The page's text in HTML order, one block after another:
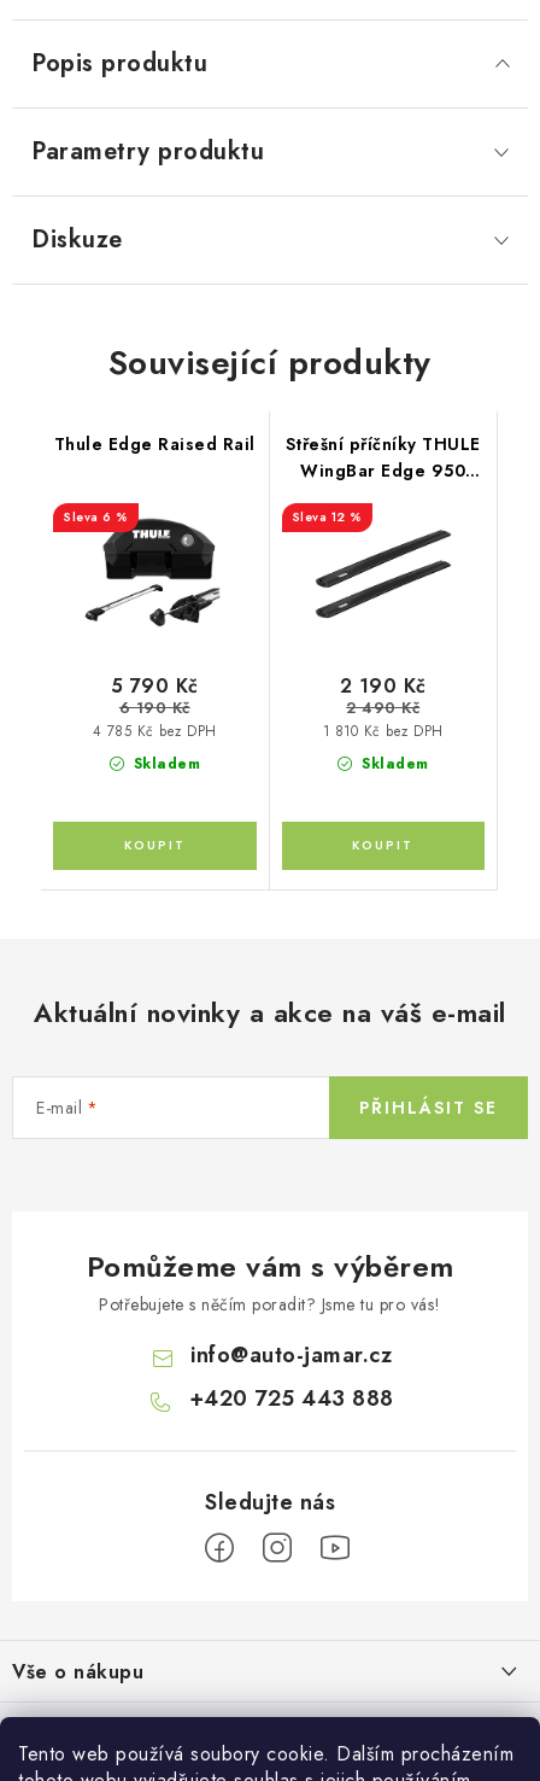
Tento web používá soubory cookie. Dalším procházením
Popis produktu
Parametry produktu
Diskuze
Související produkty
Thule Edge Raised Rail
6 %
Skladem
4 785 Kč bez DPH
5 790 Kč
6 190 Kč
Střešní příčníky THULE
WingBar Edge 950
Black
12 %
Skladem
1 810 Kč bez DPH
2 190 Kč
2 490 Kč
Aktuální novinky a akce na váš e-mail
E-mail PŘIHLÁSIT SE
Pomůžeme vám s výběrem
Potřebujete s něčím poradit? Jsme tu pro vás!
info@auto-jamar.cz
+420 725 443 888
p
a
Vše o nákupu
Doprava a platba
Vrácení a výměna